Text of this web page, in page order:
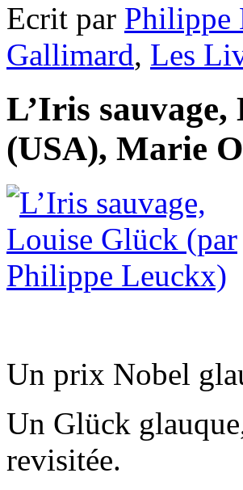
Ecrit par Philippe
Gallimard, Les
L’Iris
(USA), Marie
Un prix Nobel
Un Glück
revisitée.